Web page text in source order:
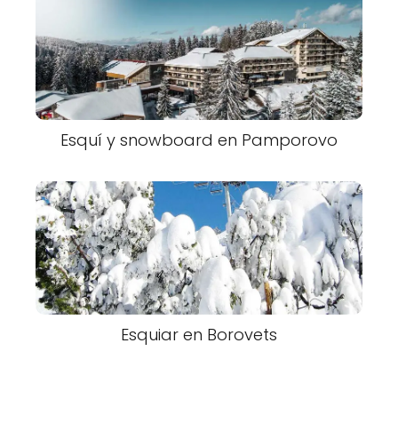
Esquí y snowboard en Pamporovo
Esquiar en Borovets